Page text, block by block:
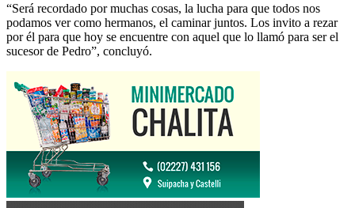
“Será recordado por muchas cosas, la lucha para que todos nos
podamos ver como hermanos, el caminar juntos. Los invito a rezar
por él para que hoy se encuentre con aquel que lo llamó para ser el
sucesor de Pedro”, concluyó.